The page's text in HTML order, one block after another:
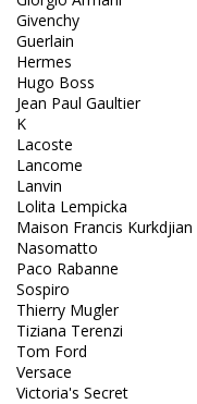
Givenchy
Guerlain
Hermes
Hugo Boss
Jean Paul Gaultier
K
Lacoste
Lancome
Lanvin
Lolita Lempicka
Maison Francis Kurkdjian
Nasomatto
Paco Rabanne
Sospiro
Thierry Mugler
Tiziana Terenzi
Tom Ford
Versace
Victoria's Secret